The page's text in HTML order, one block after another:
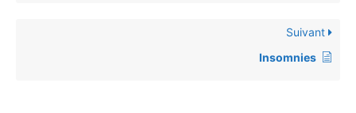
Suivant
Insomnies